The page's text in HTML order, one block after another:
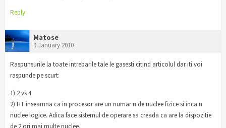
Reply
Matose
9 January 2010
Raspunsurile la toate intrebarile tale le gasesti citind articolul dar iti voi
raspunde pe scurt:
1) 2 vs 4
2) HT inseamna ca in procesor are un numar n de nuclee fizice si inca n
nuclee logice. Adica face sistemul de operare sa creada ca are la dispozitie
de 2 ori mai multe nuclee.